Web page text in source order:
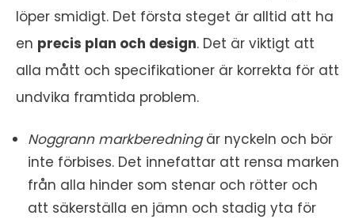
löper smidigt. Det första steget är alltid att ha
en precis plan och design. Det är viktigt att
alla mått och specifikationer är korrekta för att
undvika framtida problem.
Noggrann markberedningär nyckeln och bör
inte förbises. Det innefattar att rensa marken
från alla hinder som stenar och rötter och
att säkerställa en jämn och stadig yta för